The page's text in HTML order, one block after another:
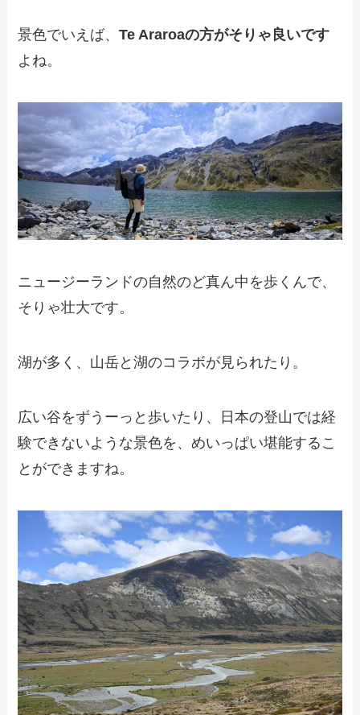
景色でいえば、Te Araroaの方がそりゃ良いです
よね。
ニュージーランドの自然のど真ん中を歩くんで、
そりゃ壮大です。
湖が多く、山岳と湖のコラボが見られたり。
広い谷をずうーっと歩いたり、日本の登山では経
験できないような景色を、めいっぱい堪能するこ
とができますね。